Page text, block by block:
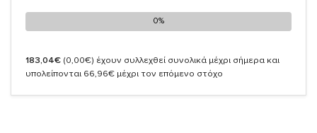
0%
0%
183,04€ (0,00€) έχουν συλλεχθεί συνολικά μέχρι σήμερα και
υπολείπονται 66,96€ μέχρι τον επόμενο στόχο